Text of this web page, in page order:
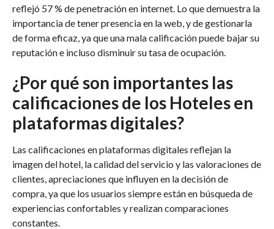
reflejó 57 % de penetración en internet. Lo que demuestra la
importancia de tener presencia en la web, y de gestionarla
de forma eficaz, ya que una mala calificación puede bajar su
reputación e incluso disminuir su tasa de ocupación.
¿Por qué son importantes las
calificaciones de los Hoteles en
plataformas digitales?
Las calificaciones en plataformas digitales reflejan la
imagen del hotel, la calidad del servicio y las valoraciones de
clientes, apreciaciones que influyen en la decisión de
compra, ya que los usuarios siempre están en búsqueda de
experiencias confortables y realizan comparaciones
constantes.